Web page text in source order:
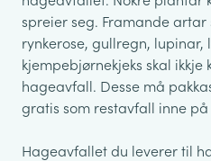
spreier seg. Framande artar
rynkerose, gullregn, lupinar,
kjempebjørnekjeks skal ikkje
hageavfall. Desse må
gratis som restavfall inne
Hageavfallet du leverer til